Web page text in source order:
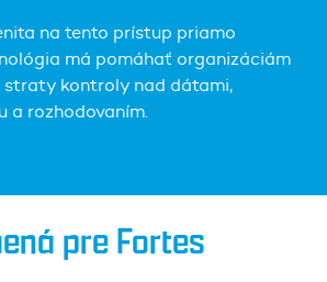
na tento prístup priamo
má pomáhať organizáciám
straty kontroly nad dátami,
a rozhodovaním.
pre Fortes